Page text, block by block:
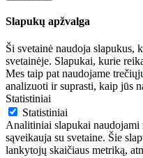
Slapukų apžvalga
Ši svetainė naudoja slapukus,
svetainėje. Slapukai, kurie
Mes taip pat naudojame
analizuoti ir suprasti, kaip jūs
Statistiniai
Statistiniai
Analitiniai slapukai
sąveikauja su svetaine. Šie
lankytojų skaičiaus metriką,